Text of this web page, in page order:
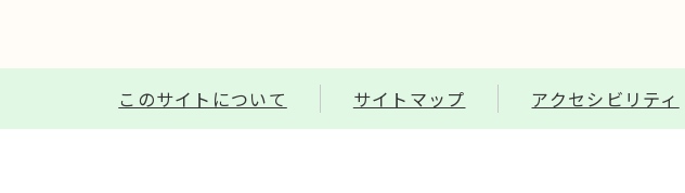
このサイトについて サイトマップ アクセシビリティ